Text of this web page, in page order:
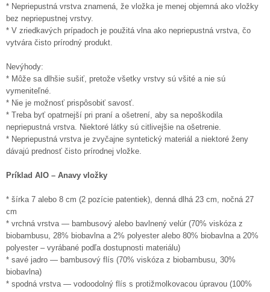
* Nepriepustná vrstva znamená, že vložka je menej objemná ako vložky
bez nepriepustnej vrstvy.
* V zriedkavých prípadoch je použitá vlna ako nepriepustná vrstva, čo
vytvára čisto prírodný produkt.
Nevýhody:
* Môže sa dlhšie sušiť, pretože všetky vrstvy sú všité a nie sú
vymeniteľné.
* Nie je možnosť prispôsobiť savosť.
* Treba byť opatrnejší pri praní a ošetrení, aby sa nepoškodila
nepriepustná vrstva. Niektoré látky sú citlivejšie na ošetrenie.
* Nepriepustná vrstva je zvyčajne syntetický materiál a niektoré ženy
dávajú prednosť čisto prírodnej vložke.
Príklad AIO – Anavy vložky
* šírka 7 alebo 8 cm (2 pozície patentiek), denná dlhá 23 cm, nočná 27
cm
* vrchná vrstva — bambusový alebo bavlnený velúr (70% viskóza z
biobambusu, 28% biobavlna a 2% polyester alebo 80% biobavlna a 20%
polyester – vyrábané podľa dostupnosti materiálu)
* savé jadro — bambusový flís (70% viskóza z biobambusu, 30%
biobavlna)
* spodná vrstva — vodoodolný flís s protižmolkovacou úpravou (100%